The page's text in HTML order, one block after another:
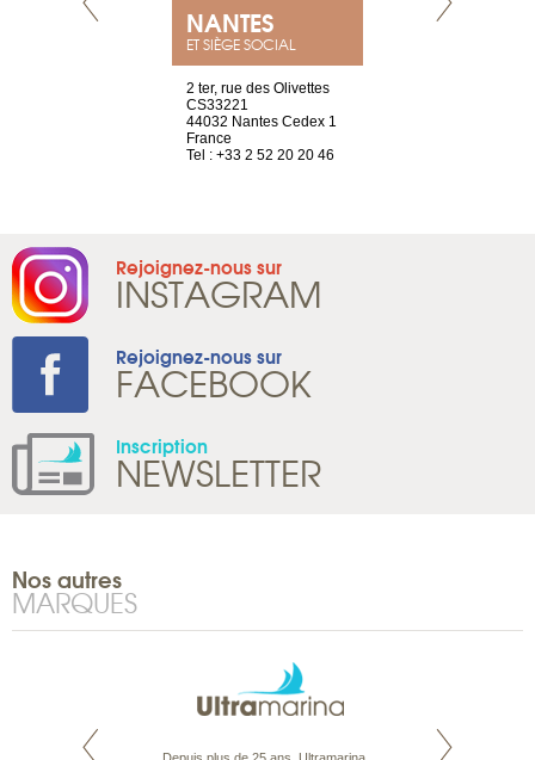
NANTES
ET SIÈGE SOCIAL
2 ter, rue des Olivettes
CS33221
44032 Nantes Cedex 1
France
Tel : +33 2 52 20 20 46
Rejoignez-nous sur
INSTAGRAM
Rejoignez-nous sur
FACEBOOK
Inscription
NEWSLETTER
Nos autres
MARQUES
propose tous Depuis plus de 25 ans, Ultramarina Parce que nous